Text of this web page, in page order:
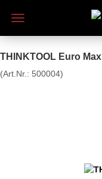
THINKTOOL Euro Max
(Art.Nr.: 500004)